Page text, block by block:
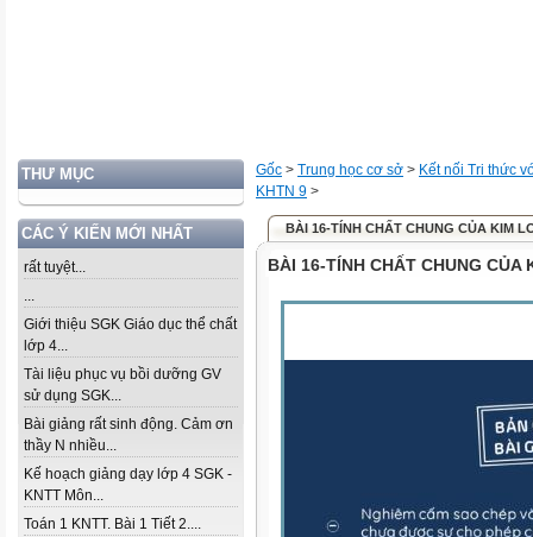
THƯ MỤC
CÁC Ý KIẾN MỚI NHẤT
rất tuyệt...
...
Giới thiệu SGK Giáo dục thể chất
lớp 4...
Tài liệu phục vụ bồi dưỡng GV
sử dụng SGK...
Bài giảng rất sinh động. Cảm ơn
thầy N nhiều...
Kế hoạch giảng dạy lớp 4 SGK -
KNTT Môn...
Toán 1 KNTT. Bài 1 Tiết 2....
Gốc > Trung học cơ sở > Kết nối Tri thức
KHTN 9 >
BÀI 16-TÍNH CHẤT CHUNG CỦA KIM
BÀI 16-TÍNH CHẤT CHUNG CỦA